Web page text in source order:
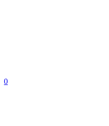
0